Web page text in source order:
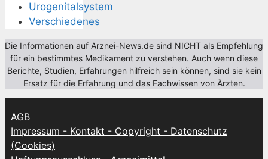
Urogenitalsystem
Verschiedenes
Die Informationen auf Arznei-News.de sind NICHT als Empfehlung
für ein bestimmtes Medikament zu verstehen. Auch wenn diese
Berichte, Studien, Erfahrungen hilfreich sein können, sind sie kein
Ersatz für die Erfahrung und das Fachwissen von Ärzten.
AGB
Impressum - Kontakt - Copyright - Datenschutz
(Cookies)